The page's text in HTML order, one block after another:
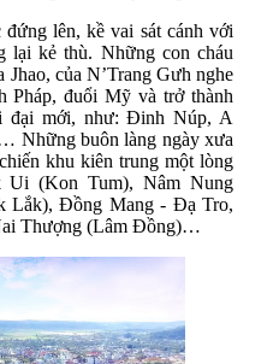
lên, kề vai sát cánh với
lại kẻ thù. Những con cháu
Jhao, của N’Trang Gưh nghe
Pháp, đuổi Mỹ và trở thành
đại mới, như: Đinh Núp, A
Những buôn làng ngày xưa
khu kiên trung một lòng
Ui (Kon Tum), Nâm Nung
Lắk), Đồng Mang - Đạ Tro,
Thượng (Lâm Đồng)…